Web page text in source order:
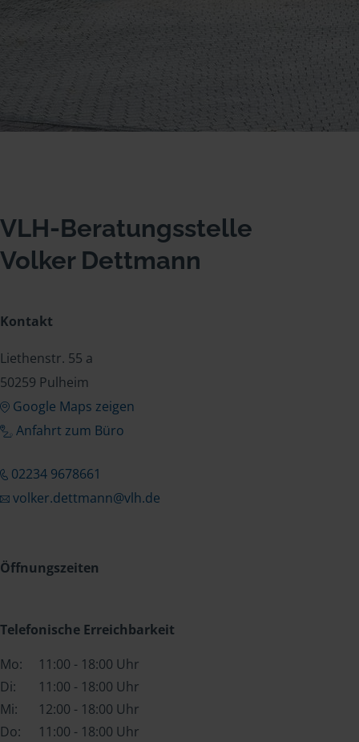
VLH-Beratungsstelle
Volker Dettmann
Kontakt
Liethenstr. 55 a
50259 Pulheim
Google Maps zeigen
Anfahrt zum Büro
02234 9678661
volker.dettmann@vlh.de
Öffnungszeiten
Telefonische Erreichbarkeit
Mo:
11:00 - 18:00 Uhr
Di:
11:00 - 18:00 Uhr
Mi:
12:00 - 18:00 Uhr
Do:
11:00 - 18:00 Uhr